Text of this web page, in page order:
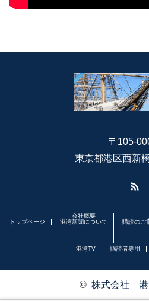
〒105-
東京都港区西新
トップページ
会社概要
港湾新聞について
購読のご
港湾TV 購読者専用
© 株式会社 港